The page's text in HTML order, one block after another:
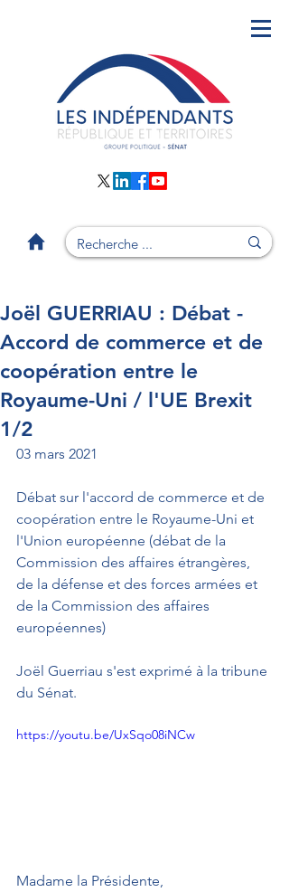
Joël GUERRIAU : Débat -
Accord de commerce et de
coopération entre le
Royaume-Uni / l'UE Brexit
1/2
03 mars 2021
Débat sur l'accord de commerce et de
coopération entre le Royaume-Uni et
l'Union européenne (débat de la
Commission des affaires étrangères,
de la défense et des forces armées et
de la Commission des affaires
européennes)
Joël Guerriau s'est exprimé à la tribune
du Sénat.
https://youtu.be/UxSqo08iNCw
Madame la Présidente,